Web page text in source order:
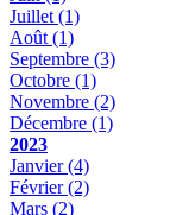
Juillet(1)
Août(1)
Septembre (3)
Octobre (1)
Novembre (2)
Décembre (1)
2023
Janvier(4)
Février(2)
Mars (2)